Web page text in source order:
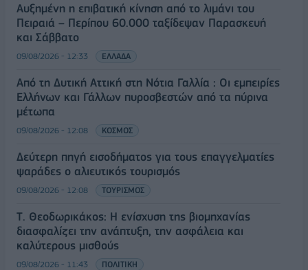
Αυξημένη η επιβατική κίνηση από το λιμάνι του
Πειραιά – Περίπου 60.000 ταξίδεψαν Παρασκευή
και Σάββατο
09/08/2026 - 12:33 ΕΛΛΑΔΑ
Από τη Δυτική Αττική στη Νότια Γαλλία : Οι εμπειρίες
Ελλήνων και Γάλλων πυροσβεστών από τα πύρινα
μέτωπα
09/08/2026 - 12:08 ΚΟΣΜΟΣ
Δεύτερη πηγή εισοδήματος για τους επαγγελματίες
ψαράδες ο αλιευτικός τουρισμός
09/08/2026 - 12:08 ΤΟΥΡΙΣΜΟΣ
Τ. Θεοδωρικάκος: Η ενίσχυση της βιομηχανίας
διασφαλίζει την ανάπτυξη, την ασφάλεια και
καλύτερους μισθούς
09/08/2026 - 11:43 ΠΟΛΙΤΙΚΗ